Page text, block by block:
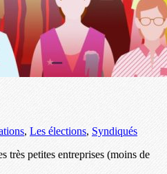
, Les élections, Syndiqués
très petites entreprises (moins de